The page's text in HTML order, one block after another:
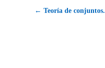
← Teoría de conjuntos.